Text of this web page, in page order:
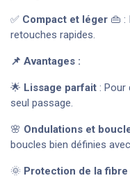
✅ Compact et léger 👜 :
retouches rapides.
📌 Avantages :
🌟 Lissage parfait : Pour
seul passage.
🌸 Ondulations et
boucles bien définies
🌞 Protection de la